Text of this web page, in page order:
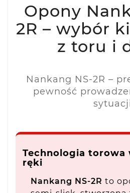
Opony
2R – wybór
z toru i
Nankang NS-2R –
pewność
Technologia torowa
ręki
Nankang NS-2R to